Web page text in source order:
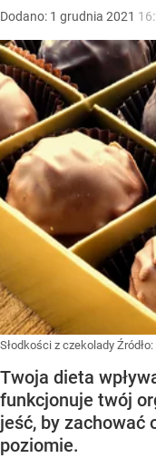
Dodano: 1 grudnia 2021
Słodkości z czekolady Źródło:
Twoja dieta
funkcjonuje twój
jeść, by zachować
poziomie.